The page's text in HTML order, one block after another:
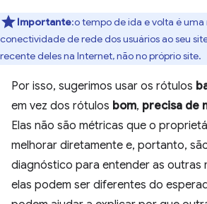
Importante:o tempo de ida e volta é
conectividade de rede dos usuários ao seu
recente deles na Internet, não no próprio site.
Por isso, sugerimos usar os rótulos
em vez dos rótulos bom, precisa de
Elas não são métricas que o
melhorar diretamente e, portanto,
diagnóstico para entender as outras
elas podem ser diferentes do